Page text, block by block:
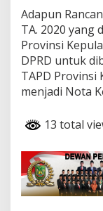
Adapun
TA. 2020 yang
Provinsi
DPRD untuk
TAPD Provinsi
menjadi Nota
13 total